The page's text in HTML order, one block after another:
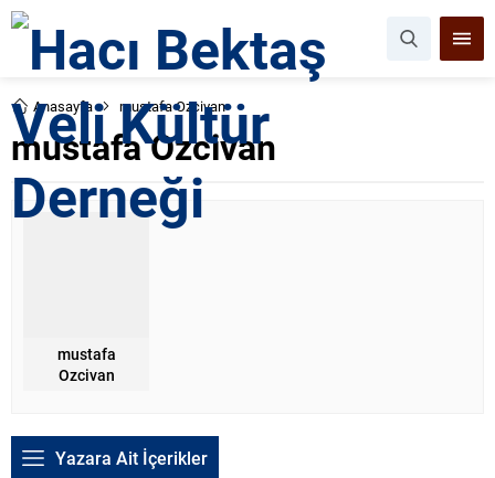
Anasayfa mustafa Ozcivan
mustafa Ozcivan
mustafa
Ozcivan
Yazara Ait İçerikler